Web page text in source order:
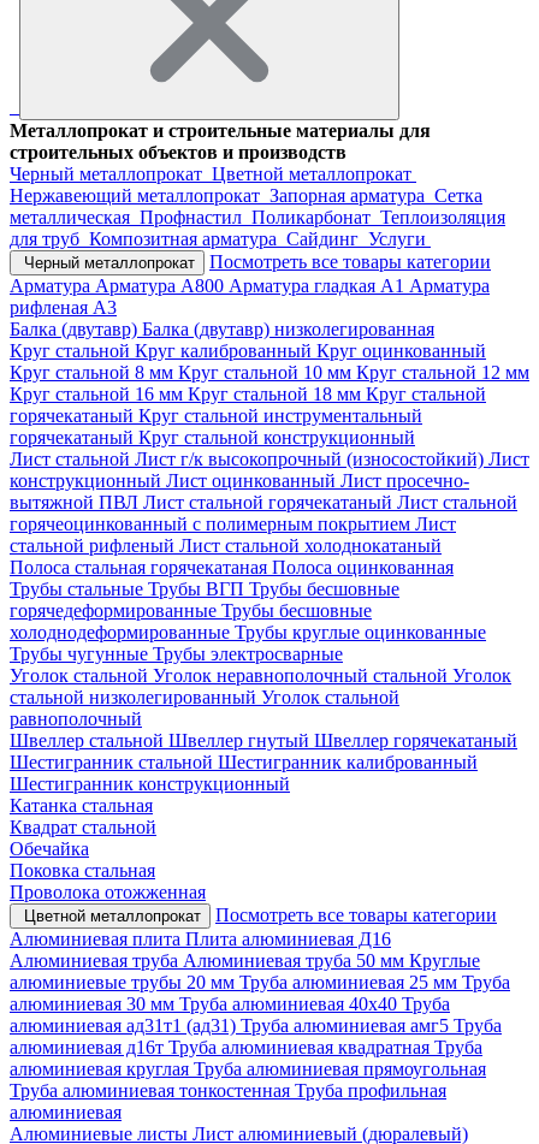
Металлопрокат и строительные материалы для
строительных объектов и производств
Черный металлопрокат Цветной металлопрокат
Нержавеющий металлопрокат Запорная арматура Сетка
металлическая Профнастил Поликарбонат Теплоизоляция
для труб Композитная арматура Сайдинг Услуги
Черный металлопрокат
Посмотреть все товары категории
Арматура Арматура А800 Арматура гладкая А1 Арматура
рифленая А3
Балка (двутавр) Балка (двутавр) низколегированная
Круг стальной Круг калиброванный Круг оцинкованный
Круг стальной 8 мм Круг стальной 10 мм Круг стальной 12 мм
Круг стальной 16 мм Круг стальной 18 мм Круг стальной
горячекатаный Круг стальной инструментальный
горячекатаный Круг стальной конструкционный
Лист стальной Лист г/к высокопрочный (износостойкий) Лист
конструкционный Лист оцинкованный Лист просечно-
вытяжной ПВЛ Лист стальной горячекатаный Лист стальной
горячеоцинкованный с полимерным покрытием Лист
стальной рифленый Лист стальной холоднокатаный
Полоса стальная горячекатаная Полоса оцинкованная
Трубы стальные Трубы ВГП Трубы бесшовные
горячедеформированные Трубы бесшовные
холоднодеформированные Трубы круглые оцинкованные
Трубы чугунные Трубы электросварные
Уголок стальной Уголок неравнополочный стальной Уголок
стальной низколегированный Уголок стальной
равнополочный
Швеллер стальной Швеллер гнутый Швеллер горячекатаный
Шестигранник стальной Шестигранник калиброванный
Шестигранник конструкционный
Катанка стальная
Квадрат стальной
Обечайка
Поковка стальная
Проволока отожженная
Цветной металлопрокат
Посмотреть все товары категории
Алюминиевая плита Плита алюминиевая Д16
Алюминиевая труба Алюминиевая труба 50 мм Круглые
алюминиевые трубы 20 мм Труба алюминиевая 25 мм Труба
алюминиевая 30 мм Труба алюминиевая 40х40 Труба
алюминиевая ад31т1 (ад31) Труба алюминиевая амг5 Труба
алюминиевая д16т Труба алюминиевая квадратная Труба
алюминиевая круглая Труба алюминиевая прямоугольная
Труба алюминиевая тонкостенная Труба профильная
алюминиевая
Алюминиевые листы Лист алюминиевый (дюралевый)